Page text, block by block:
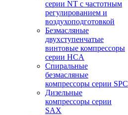
серии NT с частотным
регулированием и
воздухоподготовкой
Безмасляные
двухступенчатые
винтовые компрессоры
серии HCA
Спиральные
безмасляные
компрессоры серии SPC
Дизельные
компрессоры серии
SAX